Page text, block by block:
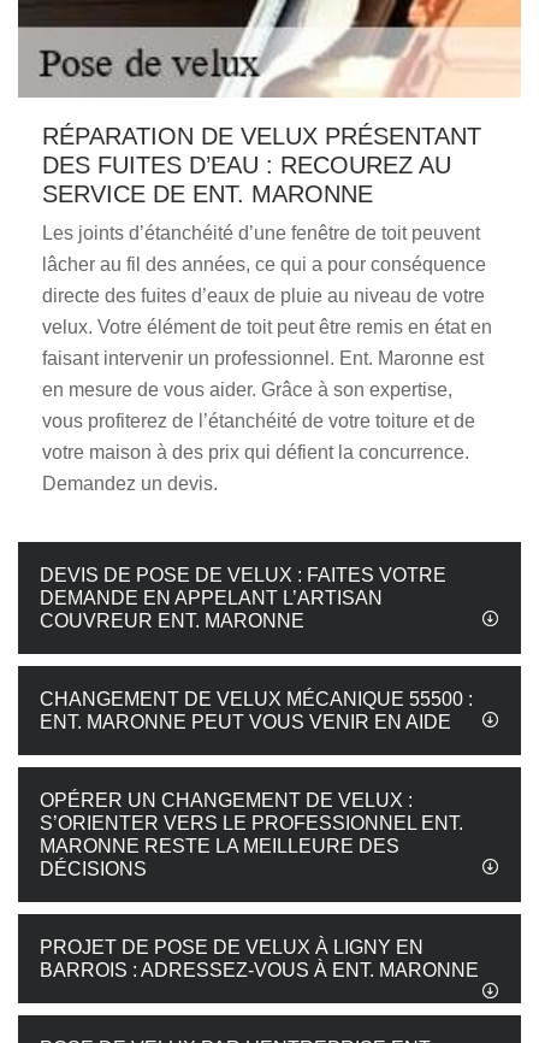
RÉPARATION DE VELUX PRÉSENTANT
DES FUITES D’EAU : RECOUREZ AU
SERVICE DE ENT. MARONNE
Les joints d’étanchéité d’une fenêtre de toit peuvent
lâcher au fil des années, ce qui a pour conséquence
directe des fuites d’eaux de pluie au niveau de votre
velux. Votre élément de toit peut être remis en état en
faisant intervenir un professionnel. Ent. Maronne est
en mesure de vous aider. Grâce à son expertise,
vous profiterez de l’étanchéité de votre toiture et de
votre maison à des prix qui défient la concurrence.
Demandez un devis.
DEVIS DE POSE DE VELUX : FAITES VOTRE
DEMANDE EN APPELANT L’ARTISAN
COUVREUR ENT. MARONNE
CHANGEMENT DE VELUX MÉCANIQUE 55500 :
ENT. MARONNE PEUT VOUS VENIR EN AIDE
OPÉRER UN CHANGEMENT DE VELUX :
S’ORIENTER VERS LE PROFESSIONNEL ENT.
MARONNE RESTE LA MEILLEURE DES
DÉCISIONS
PROJET DE POSE DE VELUX À LIGNY EN
BARROIS : ADRESSEZ-VOUS À ENT. MARONNE